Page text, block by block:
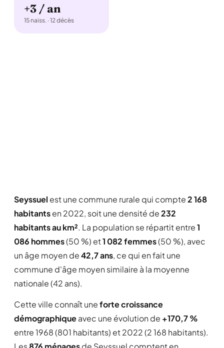
+3 / an
15 naiss. · 12 décès
Seyssuel est une commune rurale qui compte2 168
habitantsen 2022, soit une densité de232
habitants au km². La population se répartit entre1
086 hommes(50 %) et1 082 femmes(50 %), avec
un âge moyen de42,7 ans, ce qui en fait une
commune d'âge moyen similaire à la moyenne
nationale (42 ans).
Cette ville connaît uneforte croissance
démographiqueavec une évolution de +170,7 %
entre 1968 (801 habitants) et 2022 (2 168 habitants).